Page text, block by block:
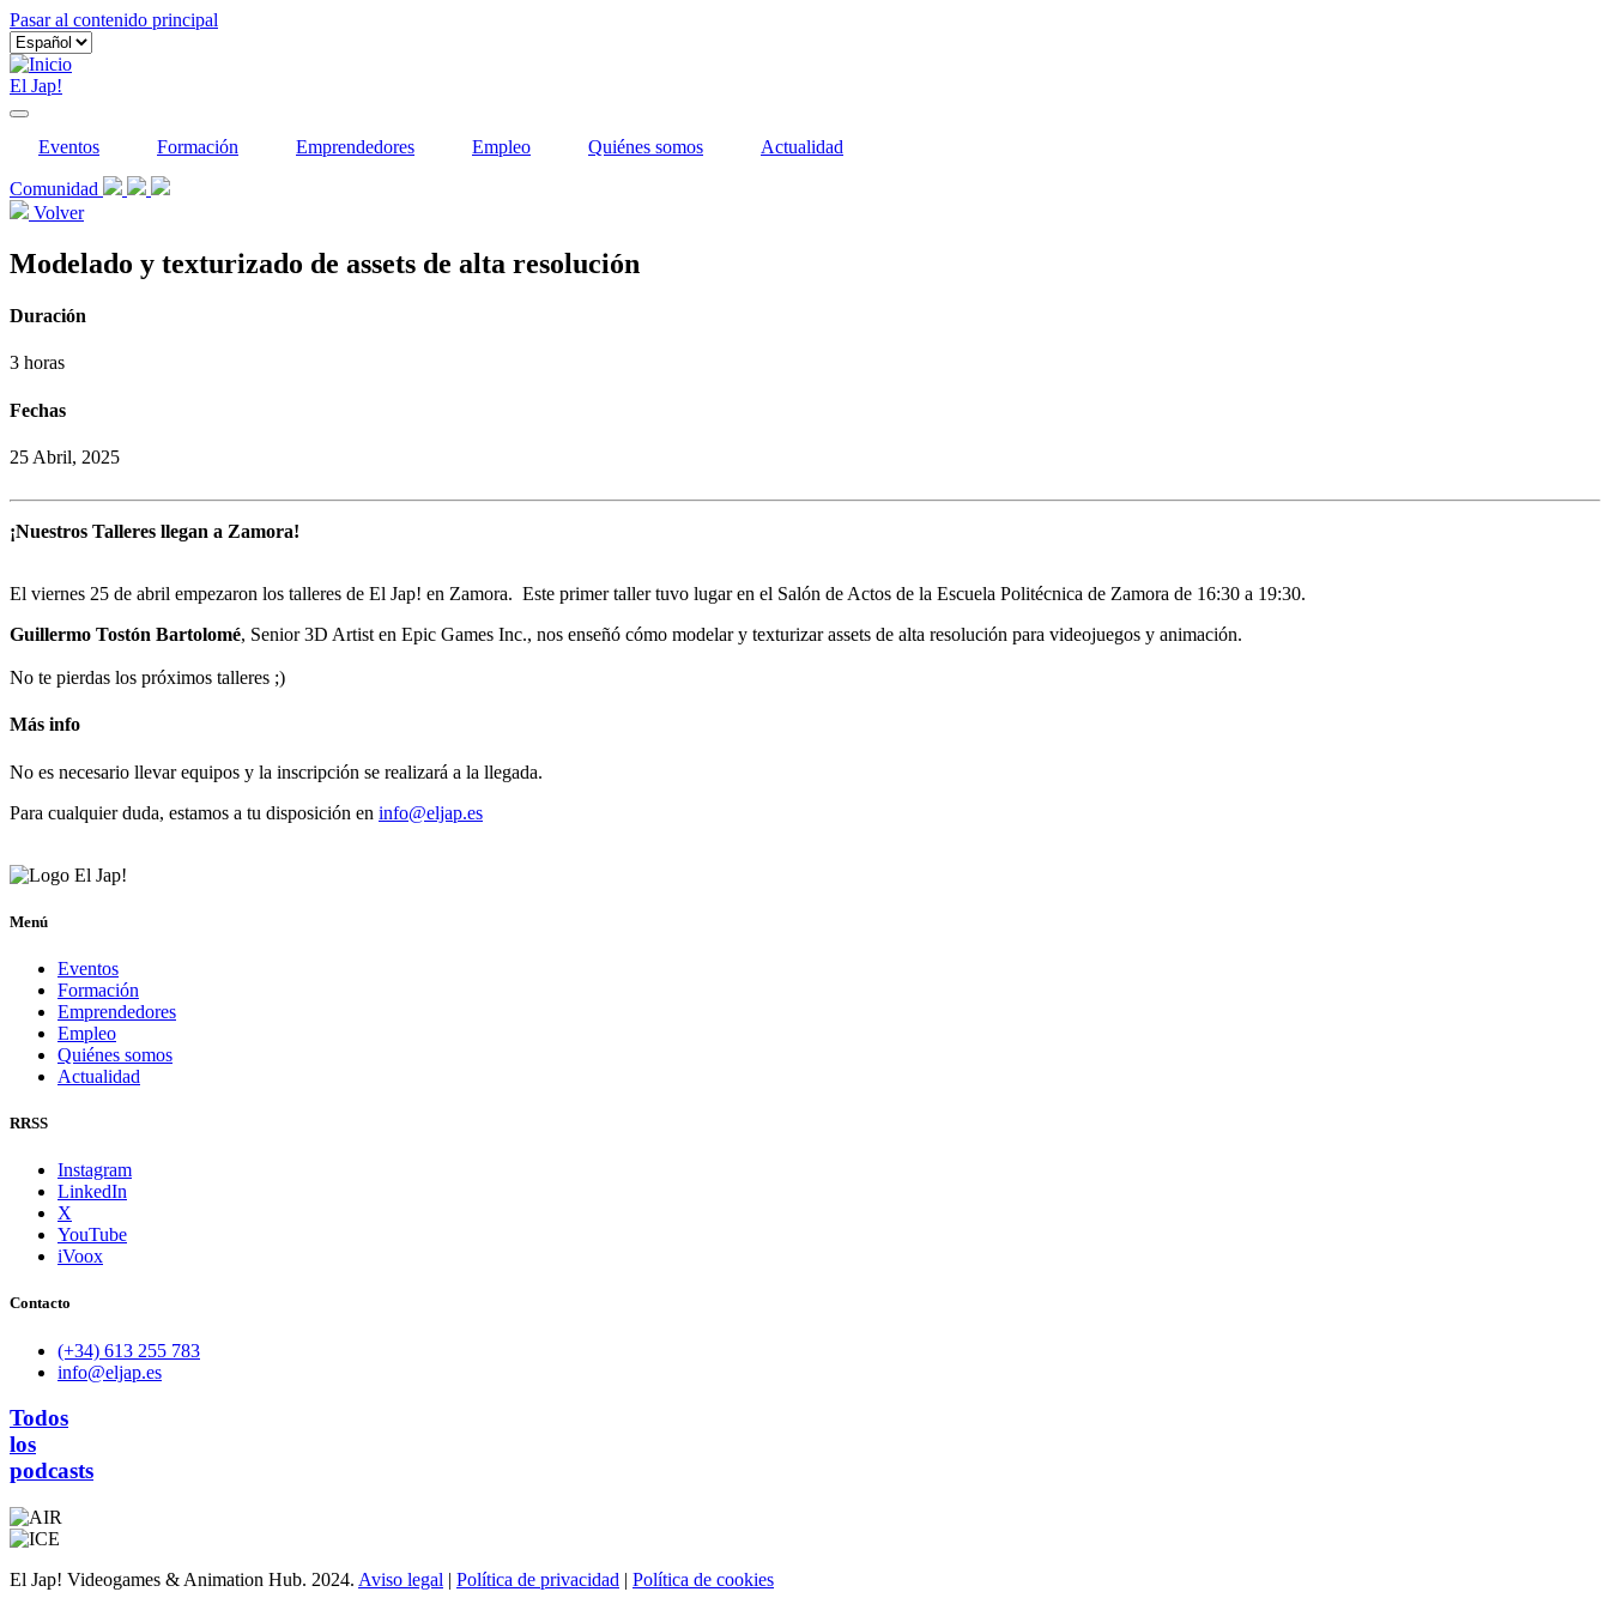
Pasar al contenido principal
El Jap!
Eventos Formación Emprendedores Empleo Quiénes somos Actualidad
Comunidad
Volver
Modelado y texturizado de assets de alta resolución
Duración
3 horas
Fechas
25 Abril, 2025
¡Nuestros Talleres llegan a Zamora!
El viernes 25 de abril empezaron los talleres de El Jap! en Zamora. Este primer taller tuvo lugar en el Salón de Actos de la Escuela Politécnica de Zamora de 16:30 a 19:30.
Guillermo Tostón Bartolomé, Senior 3D Artist en Epic Games Inc., nos enseñó cómo modelar y texturizar assets de alta resolución para videojuegos y animación.
No te pierdas los próximos talleres ;)
Más info
No es necesario llevar equipos y la inscripción se realizará a la llegada.
Para cualquier duda, estamos a tu disposición en info@eljap.es
Menú
Eventos
Formación
Emprendedores
Empleo
Quiénes somos
Actualidad
RRSS
Instagram
LinkedIn
X
YouTube
iVoox
Contacto
(+34) 613 255 783
info@eljap.es
Todos
los
podcasts
El Jap! Videogames & Animation Hub. 2024. Aviso legal | Política de privacidad | Política de cookies